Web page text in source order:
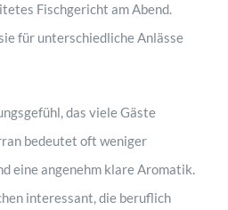
Fischgericht am Abend.
für unterschiedliche Anlässe
das viele Gäste
bedeutet oft weniger
eine angenehm klare Aromatik.
interessant, die beruflich